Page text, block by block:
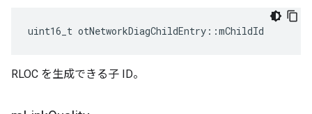
uint16_t otNetworkDiagChildEntry ::mChildId
RLOC を生成できる子 ID。